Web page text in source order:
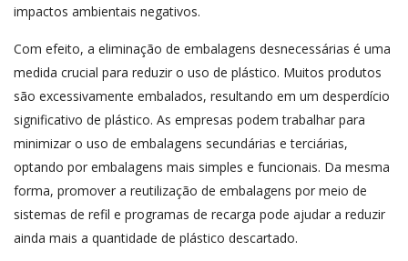
impactos ambientais negativos.
Com efeito, a eliminação de embalagens desnecessárias é uma
medida crucial para reduzir o uso de plástico. Muitos produtos
são excessivamente embalados, resultando em um desperdício
significativo de plástico. As empresas podem trabalhar para
minimizar o uso de embalagens secundárias e terciárias,
optando por embalagens mais simples e funcionais. Da mesma
forma, promover a reutilização de embalagens por meio de
sistemas de refil e programas de recarga pode ajudar a reduzir
ainda mais a quantidade de plástico descartado.